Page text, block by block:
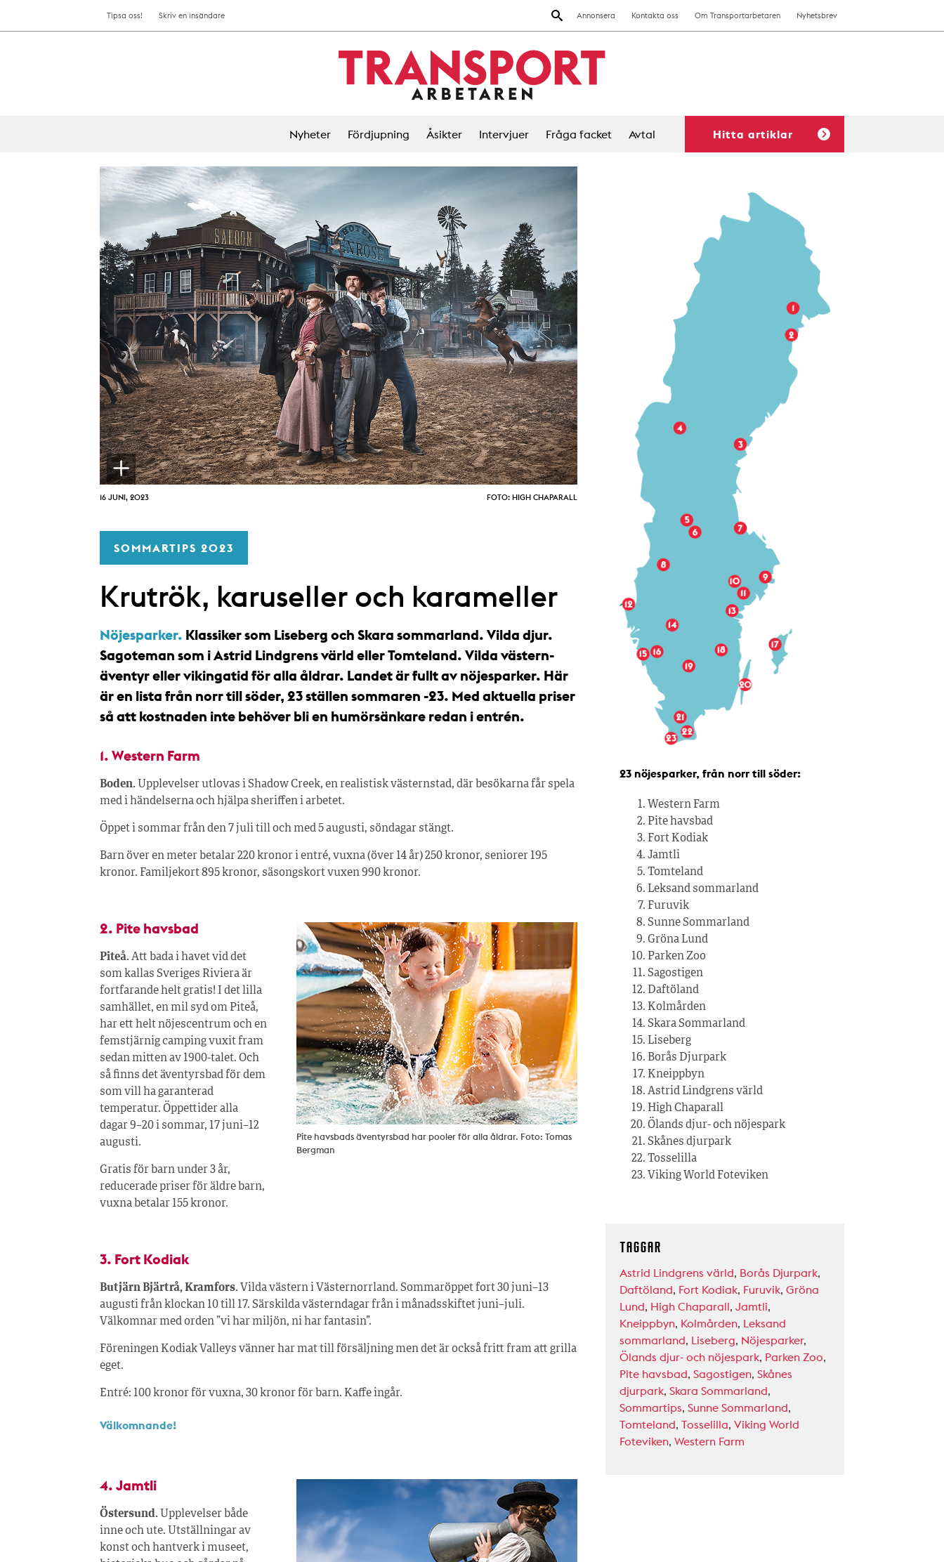
Annonsera Kontakta oss Om Transportarbetaren Nyhetsbrev
Tipsa oss! Skriv en insändare
Nyheter Fördjupning Åsikter Intervjuer Fråga facket Avtal Hitta artiklar
16 JUNI, 2023 FOTO: HIGH CHAPARALL
SOMMARTIPS 2023
Krutrök, karuseller och karameller
Nöjesparker. Klassiker som Liseberg och Skara sommarland. Vilda djur.
Sagoteman som i Astrid Lindgrens värld eller Tomteland. Vilda västern-
äventyr eller vikingatid för alla åldrar. Landet är fullt av nöjesparker. Här
är en lista från norr till söder, 23 ställen sommaren -23. Med aktuella priser
så att kostnaden inte behöver bli en humörsänkare redan i entrén.
1. Western Farm
Boden. Upplevelser utlovas i Shadow Creek, en realistisk västernstad, där besökarna får spela
med i händelserna och hjälpa sheriffen i arbetet.
Öppet i sommar från den 7 juli till och med 5 augusti, söndagar stängt.
Barn över en meter betalar 220 kronor i entré, vuxna (över 14 år) 250 kronor, seniorer 195
kronor. Familjekort 895 kronor, säsongskort vuxen 990 kronor.
Pite havsbads äventyrsbad har pooler för alla åldrar. Foto: Tomas
Bergman
2. Pite havsbad
Piteå.Att bada i havet vid det
som kallas Sveriges Riviera är
fortfarande helt gratis! I det lilla
samhället, en mil syd om Piteå,
har ett helt nöjescentrum och en
femstjärnig camping vuxit fram
sedan mitten av 1900-talet. Och
så finns det äventyrsbad för dem
som vill ha garanterad
temperatur. Öppettider alla
dagar 9–20 i sommar, 17 juni–12
augusti.
Gratis för barn under 3 år,
reducerade priser för äldre barn,
vuxna betalar 155 kronor.
3. Fort Kodiak
Butjärn Bjärtrå, Kramfors. Vilda västern i Västernorrland. Sommaröppet fort 30 juni–13
augusti från klockan 10 till 17. Särskilda västerndagar från i månadsskiftet juni–juli.
Välkomnar med orden ”vi har miljön, ni har fantasin”.
Föreningen Kodiak Valleys vänner har mat till försäljning men det är också fritt fram att grilla
eget.
Entré: 100 kronor för vuxna, 30 kronor för barn. Kaffe ingår.
Välkomnande!
4. Jamtli
Östersund. Upplevelser både
inne och ute. Utställningar av
konst och hantverk i museet,
23 nöjesparker, från norr till söder:
Western Farm
Pite havsbad
Fort Kodiak
Jamtli
Tomteland
Leksand sommarland
Furuvik
Sunne Sommarland
Gröna Lund
Parken Zoo
Sagostigen
Daftöland
Kolmården
Skara Sommarland
Liseberg
Borås Djurpark
Kneippbyn
Astrid Lindgrens värld
High Chaparall
Ölands djur- och nöjespark
Skånes djurpark
Tosselilla
Viking World Foteviken
TAGGAR
Astrid Lindgrens värld, Borås Djurpark,
Daftöland, Fort Kodiak, Furuvik, Gröna
Lund, High Chaparall, Jamtli,
Kneippbyn, Kolmården, Leksand
sommarland, Liseberg, Nöjesparker,
Ölands djur- och nöjespark, Parken Zoo,
Pite havsbad, Sagostigen, Skånes
djurpark, Skara Sommarland,
Sommartips, Sunne Sommarland,
Tomteland, Tosselilla, Viking World
Foteviken, Western Farm